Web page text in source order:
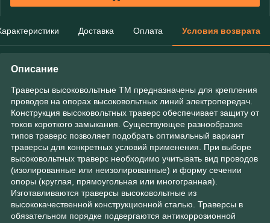
Доставка Оплата Условия возврата
Описание
Траверсы высоковольтные ТМ предназначены для крепления
проводов на опорах высоковольтных линий электропередач.
Конструкция высоковольтных траверс обеспечивает защиту от
токов короткого замыкания. Существующее разнообразие
типов траверс позволяет подобрать оптимальный вариант
траверсы для конкретных условий применения. При выборе
высоковольтных траверс необходимо учитывать вид проводов
(изолированные или неизолированные) и форму сечении
опоры (круглая, прямоугольная или многогранная).
Изготавливаются траверсы высоковольтные из
высококачественной конструкционной сталью. Траверсы в
обязательном порядке подвергаются антикоррозионной